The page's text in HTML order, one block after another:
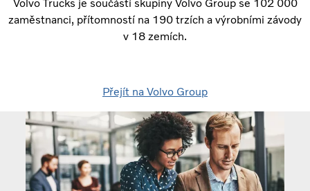
Volvo Trucks je součástí skupiny Volvo Group se 102 000
zaměstnanci, přítomností na 190 trzích a výrobními závody
v 18 zemích.
Přejít na Volvo Group